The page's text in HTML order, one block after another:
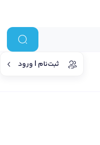
ثبت‌نام | ورود